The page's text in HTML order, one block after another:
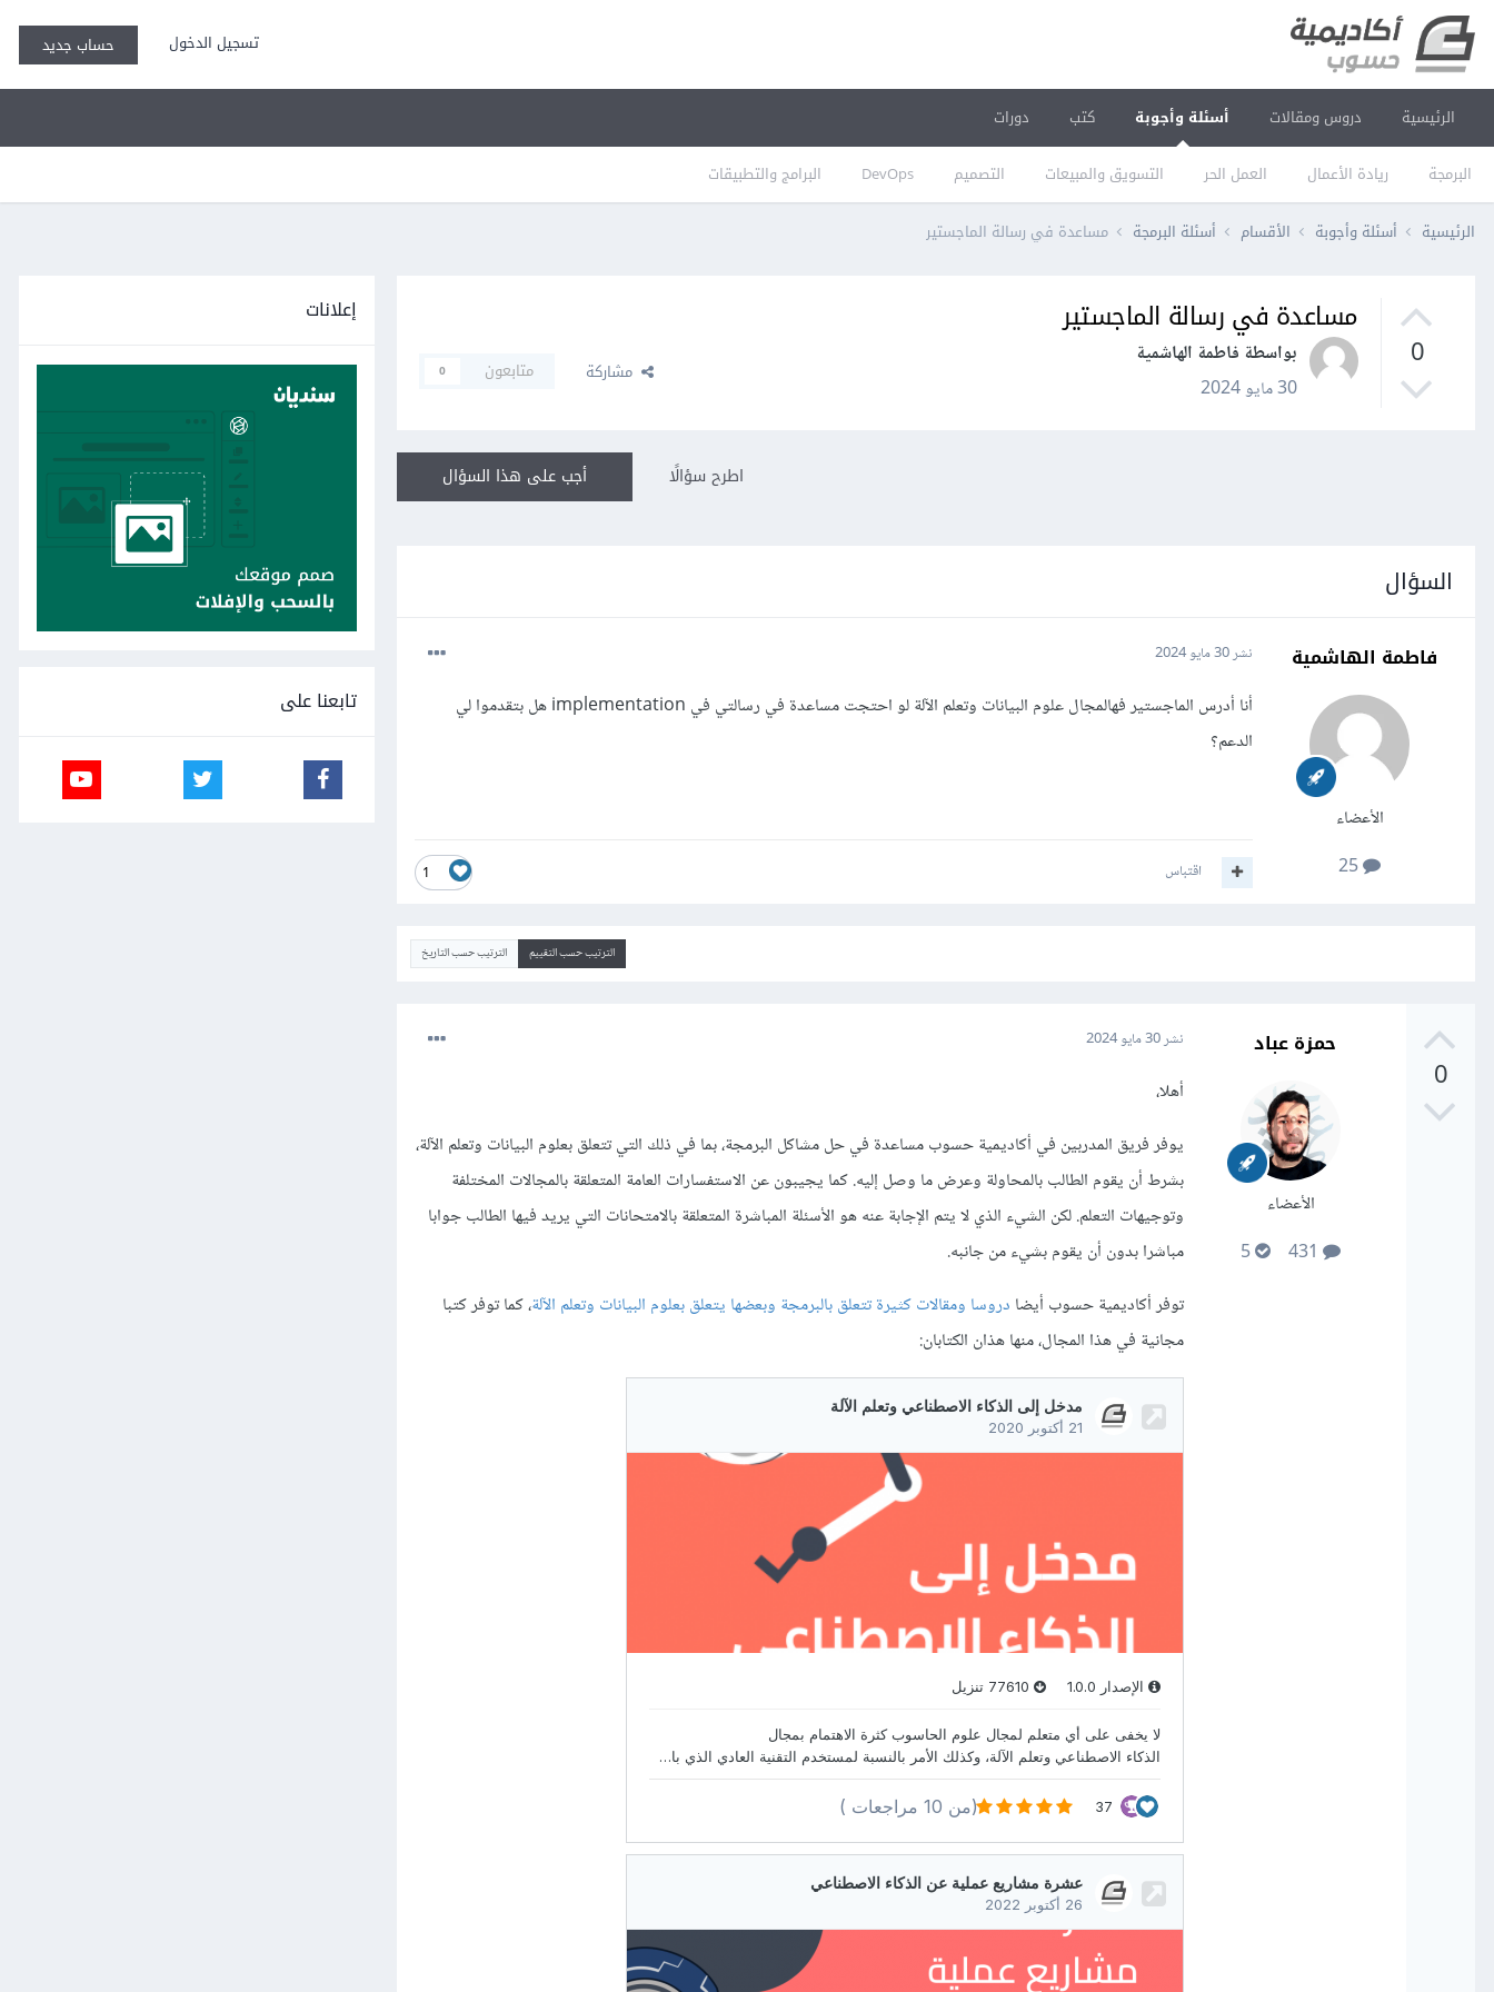
تسجيل الدخول حساب جديد
الرئيسية دروس ومقالات أسئلة وأجوبة
البرمجة ريادة الأعمال العمل الحر التسويق والمبيعات التصميم DevOps البرامج والتطبيقات
كتب دورات
الرئيسية أسئلة وأجوبة الأقسام أسئلة البرمجة مساعدة في رسالة الماجستير
0
مساعدة في رسالة الماجستير
بواسطة فاطمة الهاشمية
30 مايو 2024
مشاركة متابعون 0
أجب على هذا السؤال اطرح سؤالًا
السؤال
فاطمة الهاشمية
الأعضاء
نشر30 مايو 2024
أنا أدرس الماجستير فهالمجال علوم البيانات وتعلم الآلة لو احتجت مساعدة في رسالتي في implementation هل بتقدموا لي
الدعم؟
1 اقتباس
الترتيب حسب التقييم الترتيب حسب التاريخ
0
حمزة عباد
الأعضاء
نشر30 مايو 2024
أهلا،
يوفر فريق المدربين في أكاديمية حسوب مساعدة في حل مشاكل البرمجة، بما في ذلك التي تتعلق بعلوم البيانات وتعلم الآلة،
بشرط أن يقوم الطالب بالمحاولة وعرض ما وصل إليه. كما يجيبون عن الاستفسارات العامة المتعلقة بالمجالات المختلفة
وتوجيهات التعلم. لكن الشيء الذي لا يتم الإجابة عنه هو الأسئلة المباشرة المتعلقة بالامتحانات التي يريد فيها الطالب جوابا
مباشرا بدون أن يقوم بشيء من جانبه.
توفر أكاديمية حسوب أيضا دروسا ومقالات كثيرة تتعلق بالبرمجة وبعضها يتعلق بعلوم البيانات وتعلم الآلة، كما توفر كتبا
مجانية في هذا المجال، منها هذان الكتابان:
إعلانات
تابعنا على